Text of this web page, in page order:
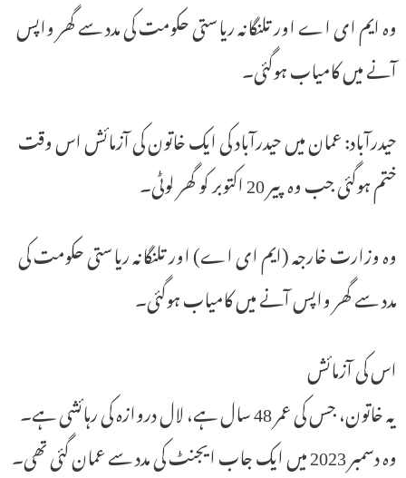
وہ ایم ای اے اور تلنگانہ ریاستی حکومت کی مدد سے گھر واپس
آنے میں کامیاب ہوگئی۔
حیدرآباد: عمان میں حیدرآباد کی ایک خاتون کی آزمائش اس وقت
ختم ہوگئی جب وہ پیر 20 اکتوبر کو گھر لوٹی۔
وہ وزارت خارجہ (ایم ای اے) اور تلنگانہ ریاستی حکومت کی
مدد سے گھر واپس آنے میں کامیاب ہوگئی۔
اس کی آزمائش
یہ خاتون، جس کی عمر 48 سال ہے، لال دروازہ کی رہائشی ہے۔
وہ دسمبر 2023 میں ایک جاب ایجنٹ کی مدد سے عمان گئی تھی۔